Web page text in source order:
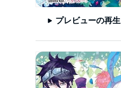
プレビューの再生